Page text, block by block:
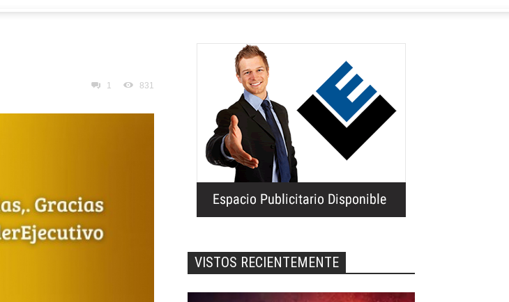
1 831
VISTOS RECIENTEMENTE